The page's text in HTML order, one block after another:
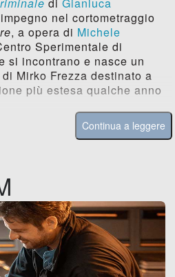
di Gianluca
nel cortometraggio
, a opera di Michele
Sperimentale di
si incontrano e nasce un
Mirko Frezza destinato a
più estesa qualche anno
Continua a leggere